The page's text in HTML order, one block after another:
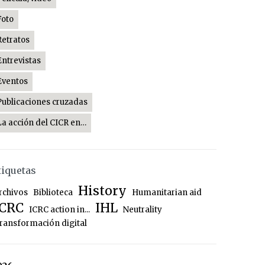
cruzadas
acción del CICR en…
Biblioteca History Humanitarian aid
ICRC action in... IHL Neutrality
digital